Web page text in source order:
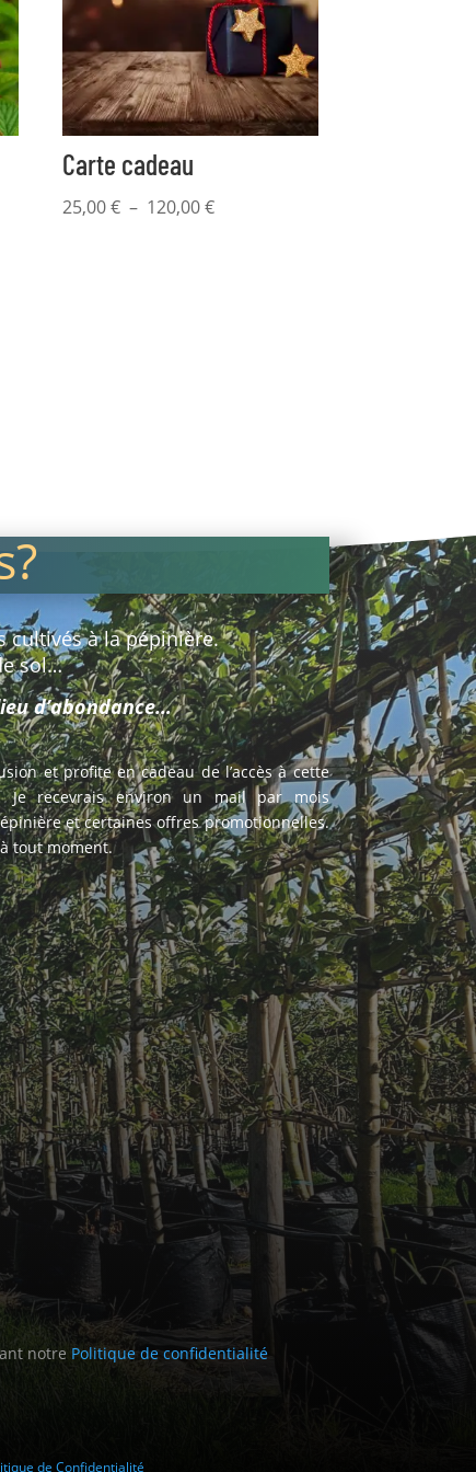
Carte cadeau
25,00€ – 120,00€Plage
cultivés à la pépinière.
sol…
d’abondance…
et profite en cadeau de l’accès à cette
Je recevrais environ un mail par mois
et certaines offres promotionnelles.
tout moment.
notre Politique de confidentialité
de Confidentialité